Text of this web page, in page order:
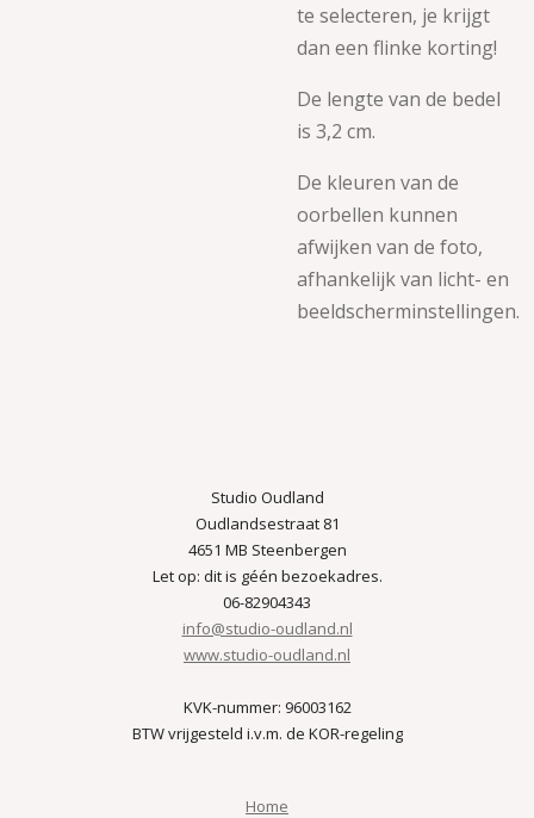
te selecteren, je krijgt
dan een flinke korting!
De lengte van de bedel
is 3,2 cm.
De kleuren van de
oorbellen kunnen
afwijken van de foto,
afhankelijk van licht- en
beeldscherminstellingen.
Studio Oudland
Oudlandsestraat 81
4651 MB Steenbergen
Let op: dit is géén bezoekadres.
06-82904343
info@studio-oudland.nl
www.studio-oudland.nl
KVK-nummer: 96003162
BTW vrijgesteld i.v.m. de KOR-regeling
Home